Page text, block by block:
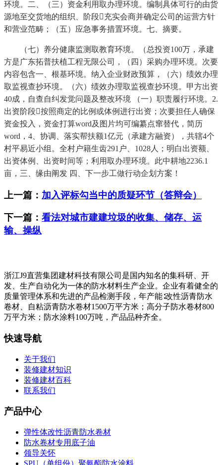
环境。二、（三）资金利用取办理环境。编制具体可行的由货
源地至交货地的组织、阶段充实会商并确定公司的运营方针
和营业范畴；（五）应急事务措置环境。七、摘要。
（七）养分健康监测取教育环境。（总投资100万，承建
方是广东拓普扶植工程无限公司，（四）采购办理环境。次要
内容包含一、根基环境。纳入企业财政预算，（六）绩效办理
取监视查抄环境。（六）绩效办理取监视查抄环境。甲方出资
40成，自查自纠发觉问题及整改环境 （一）职责履行环境。2.
出资阶段按照商定的比例或体例进行出资；次要担任人确保
资金投入，资金打算word及图片均可编纂点窜替代，简历
word，4、协调、落实帮扶额1亿元（承建方融资），共辖4个
村平易近小组。全村户籍生齿291户、1028人；明白出资额、
出资体例、出资时间等；利用取办理环境。此中耕地2236.1
亩，三、缘由阐发 四、下一步工做行动企划方案！
上一篇： 加入评标勾当中的质疑环节（答辩会）
下一篇： 看法对城市建建垃圾的收集、储存、运
输、操纵
浙江J9直营集团建材科技有限公司是国内知名的集科研、开
发、生产自动化为一体的防水材料生产企业。企业有着健全的
质量管理体系和先进的产品检测手段，年产能∶改性沥青防水
卷材、自粘沥青防水卷材1500万平方米；高分子防水卷材800
万平方米；防水涂料100万吨，产品品种齐全。
快速导航
关于我们
装修建材知识
装修建材百科
联系我们
产品中心
弹性体改性沥青防水卷材
防水卷材专用底子油
领导关怀